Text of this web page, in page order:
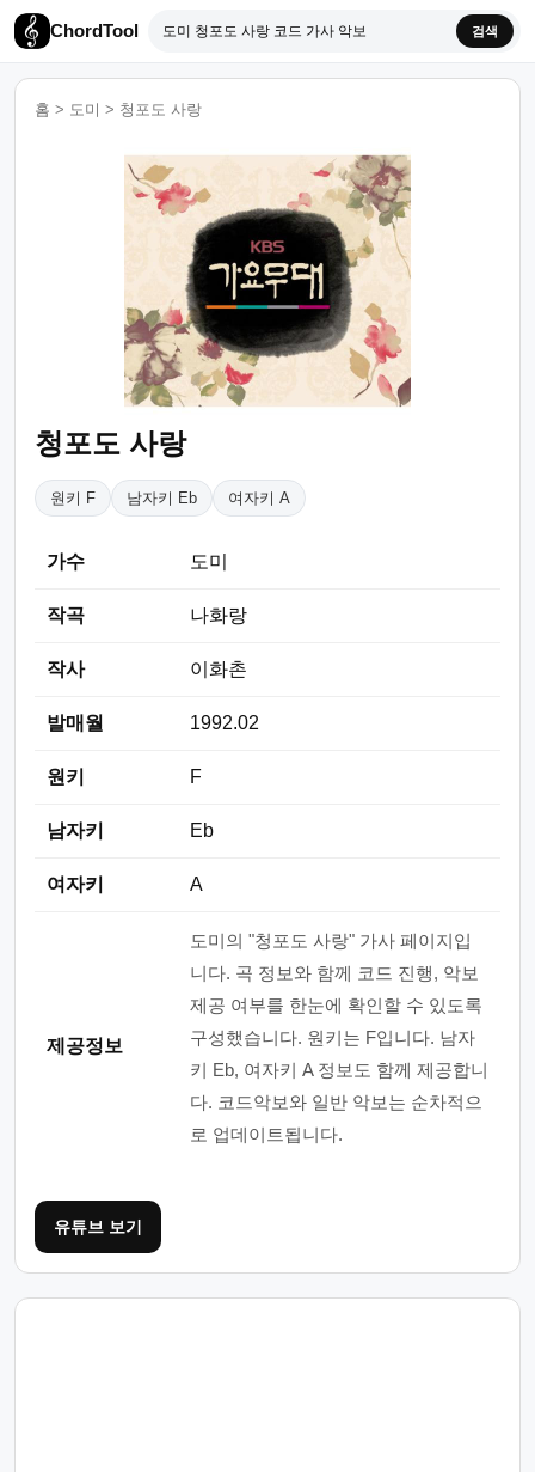
ChordTool 검색
홈 > 도미 > 청포도 사랑
청포도 사랑
원키 F 남자키 Eb 여자키 A
가수 도미
작곡 나화랑
작사 이화촌
발매월 1992.02
원키 F
남자키 Eb
여자키 A
제공정보
도미의 "청포도 사랑" 가사 페이지입
니다. 곡 정보와 함께 코드 진행, 악보
제공 여부를 한눈에 확인할 수 있도록
구성했습니다. 원키는 F입니다. 남자
키 Eb, 여자키 A 정보도 함께 제공합니
다. 코드악보와 일반 악보는 순차적으
로 업데이트됩니다.
유튜브 보기